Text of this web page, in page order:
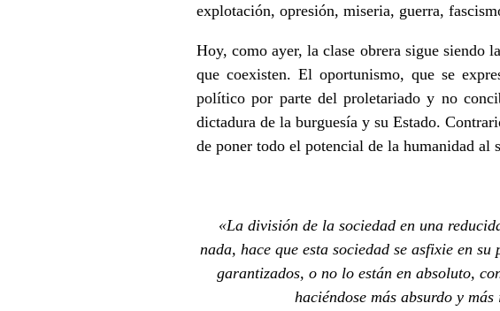
explotación, opresión, miseria, guerra,
Hoy, como ayer, la clase obrera sigue siendo
que coexisten. El oportunismo, que se
político por parte del proletariado y no
dictadura de la burguesía y su Estado.
de poner todo el potencial de la humanidad al
«La división de la sociedad en una
nada, hace que esta sociedad se asfixie en
garantizados, o no lo están en absoluto,
haciéndose más absurdo y